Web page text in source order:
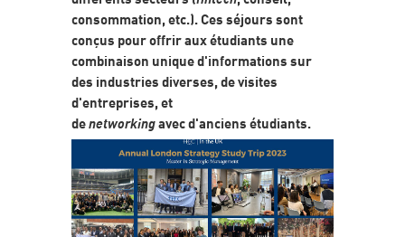
consommation, etc.). Ces séjours sont
conçus pour offrir aux étudiants une
combinaison unique d'informations sur
des industries diverses, de visites
d'entreprises, et
denetworkingavec d'anciens étudiants.